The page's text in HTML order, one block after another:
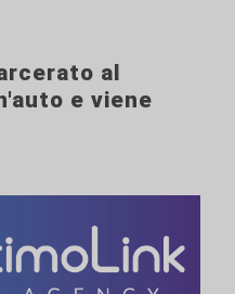
al
e viene